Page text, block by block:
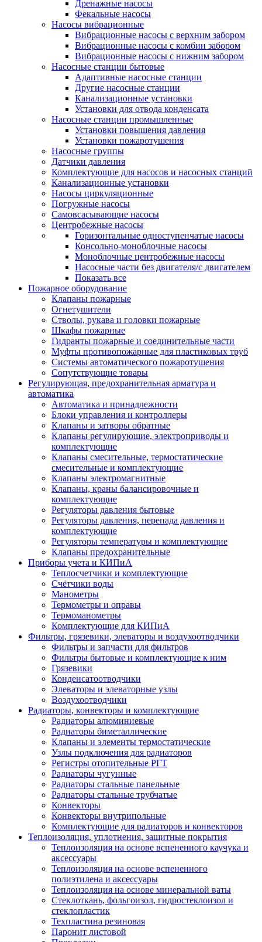
Дренажные насосы
Фекальные насосы
Насосы вибрационные
Вибрационные насосы с верхним забором
Вибрационные насосы с комбин забором
Вибрационные насосы с нижним забором
Насосные станции бытовые
Адаптивные насосные станции
Другие насосные станции
Канализационные установки
Установки для отвода конденсата
Насосные станции промышленные
Установки повышения давления
Установки пожаротушения
Насосные группы
Датчики давления
Комплектующие для насосов и насосных станций
Канализационные установки
Насосы циркуляционные
Погружные насосы
Самовсасывающие насосы
Центробежные насосы
Горизонтальные одноступенчатые насосы
Консольно-моноблочные насосы
Моноблочные центробежные насосы
Насосные части без двигателя/с двигателем
Показать все
Пожарное оборудование
Клапаны пожарные
Огнетушители
Стволы, рукава и головки пожарные
Шкафы пожарные
Гидранты пожарные и соединительные части
Муфты противопожарные для пластиковых труб
Системы автоматического пожаротушения
Сопутствующие товары
Регулирующая, предохранительная арматура и
автоматика
Автоматика и принадлежности
Блоки управления и контроллеры
Клапаны и затворы обратные
Клапаны регулирующие, электроприводы и
комплектующие
Клапаны смесительные, термостатические
смесительные и комплектующие
Клапаны электромагнитные
Клапаны, краны балансировочные и
комплектующие
Регуляторы давления бытовые
Регуляторы давления, перепада давления и
комплектующие
Регуляторы температуры и комплектующие
Клапаны предохранительные
Приборы учета и КИПиА
Теплосчетчики и комплектующие
Счётчики воды
Манометры
Термометры и оправы
Термоманометры
Комплектующие для КИПиА
Фильтры, грязевики, элеваторы и воздухоотводчики
Фильтры и запчасти для фильтров
Фильтры бытовые и комплектующие к ним
Грязевики
Конденсатоотводчики
Элеваторы и элеваторные узлы
Воздухоотводчики
Радиаторы, конвекторы и комплектующие
Радиаторы алюминиевые
Радиаторы биметаллические
Клапаны и элементы термостатические
Узлы подключения для радиаторов
Регистры отопительные РГТ
Радиаторы чугунные
Радиаторы стальные панельные
Радиаторы стальные трубчатые
Конвекторы
Конвекторы внутрипольные
Комплектующие для радиаторов и конвекторов
Теплоизоляция, уплотнения, защитные покрытия
Теплоизоляция на основе вспененного каучука и
аксессуары
Теплоизоляция на основе вспененного
полиэтилена и аксессуары
Теплоизоляция на основе минеральной ваты
Стеклоткань, фольгоизол, гидростеклоизол и
стеклопластик
Техпластина резиновая
Паронит листовой